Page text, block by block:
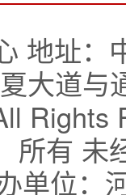
地址：
大道与
Rights
所有 未
单位：